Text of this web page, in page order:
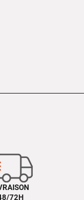
72H